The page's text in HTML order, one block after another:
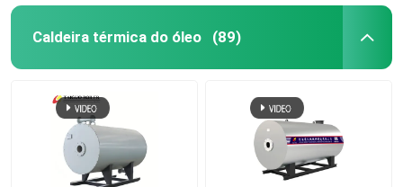
Caldeira térmica do óleo (89)